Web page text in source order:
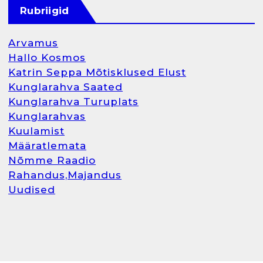
Rubriigid
Arvamus
Hallo Kosmos
Katrin Seppa Mõtisklused Elust
Kunglarahva Saated
Kunglarahva Turuplats
Kunglarahvas
Kuulamist
Määratlemata
Nõmme Raadio
Rahandus,Majandus
Uudised